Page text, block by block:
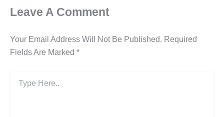
Leave A Comment
Your Email Address Will Not Be Published. Required
Fields Are Marked *
Here..